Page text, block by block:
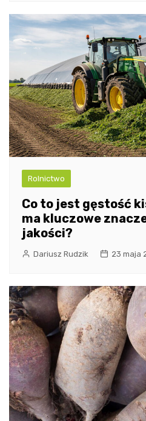
Rolnictwo
Co to jest gęstość
ma kluczowe
jakości?
Dariusz Rudzik 23 maja